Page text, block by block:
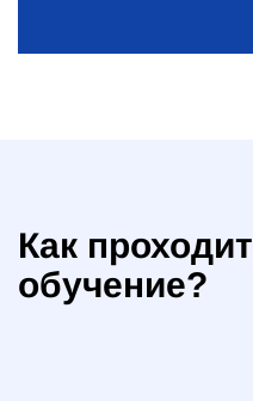
Как проходит
обучение?